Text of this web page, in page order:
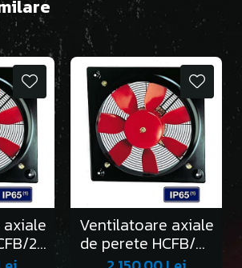
2-
Ventilatoare axiale
de perete HCFB/4-
355/H